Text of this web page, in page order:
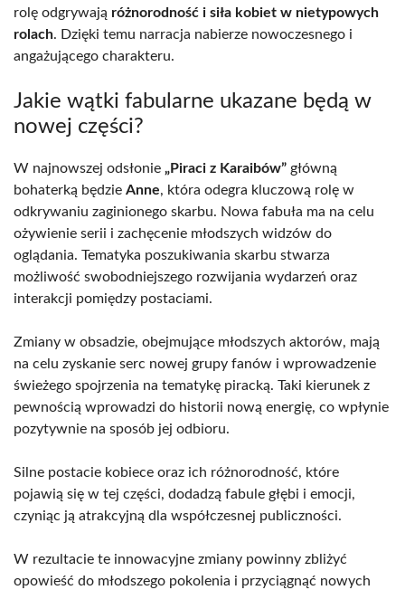
rolę odgrywają różnorodność i siła kobiet w nietypowych
rolach. Dzięki temu narracja nabierze nowoczesnego i
angażującego charakteru.
Jakie wątki fabularne ukazane będą w
nowej części?
W najnowszej odsłonie „Piraci z Karaibów” główną
bohaterką będzie Anne, która odegra kluczową rolę w
odkrywaniu zaginionego skarbu. Nowa fabuła ma na celu
ożywienie serii i zachęcenie młodszych widzów do
oglądania. Tematyka poszukiwania skarbu stwarza
możliwość swobodniejszego rozwijania wydarzeń oraz
interakcji pomiędzy postaciami.
Zmiany w obsadzie, obejmujące młodszych aktorów, mają
na celu zyskanie serc nowej grupy fanów i wprowadzenie
świeżego spojrzenia na tematykę piracką. Taki kierunek z
pewnością wprowadzi do historii nową energię, co wpłynie
pozytywnie na sposób jej odbioru.
Silne postacie kobiece oraz ich różnorodność, które
pojawią się w tej części, dodadzą fabule głębi i emocji,
czyniąc ją atrakcyjną dla współczesnej publiczności.
W rezultacie te innowacyjne zmiany powinny zbliżyć
opowieść do młodszego pokolenia i przyciągnąć nowych